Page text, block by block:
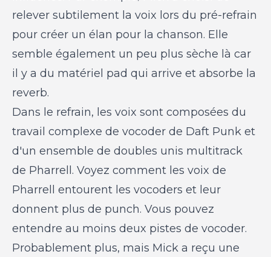
relever subtilement la voix lors du pré-refrain
pour créer un élan pour la chanson. Elle
semble également un peu plus sèche là car
il y a du matériel pad qui arrive et absorbe la
reverb.
Dans le refrain, les voix sont composées du
travail complexe de vocoder de Daft Punk et
d'un ensemble de doubles unis multitrack
de Pharrell. Voyez comment les voix de
Pharrell entourent les vocoders et leur
donnent plus de punch. Vous pouvez
entendre au moins deux pistes de vocoder.
Probablement plus, mais Mick a reçu une